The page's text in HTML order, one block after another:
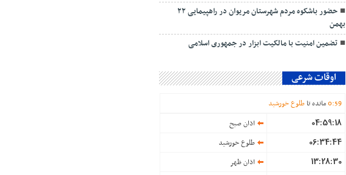
حضور باشکوه مردم شهرستان مریوان در راهپیمایی ۲۲
بهمن
تضمین امنیت با مالکیت ابزار در جمهوری اسلامی
اوقات شرعی
0:59 مانده تاطلوع خورشید
04:59:18 اذان صبح
06:34:44 طلوع خورشید
13:28:30 اذان ظهر